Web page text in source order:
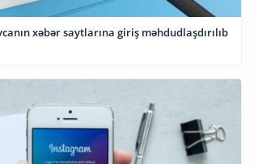
xəbər saytlarına giriş məhdudlaşdırılıb